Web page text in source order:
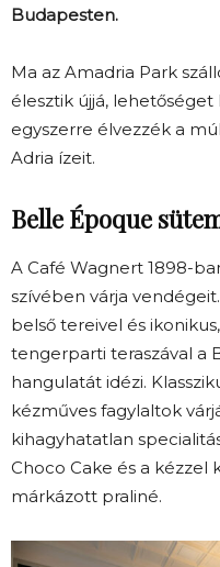
Budapesten.
Ma az Amadria Park
élesztik újjá,
egyszerre élvezzék a
Adria ízeit.
Belle Époque
A Café Wagnert 1898-
szívében várja
belső tereivel és
tengerparti teraszával a
hangulatát idézi.
kézműves fagylaltok
kihagyhatatlan
Choco Cake és a kézzel
márkázott praliné.